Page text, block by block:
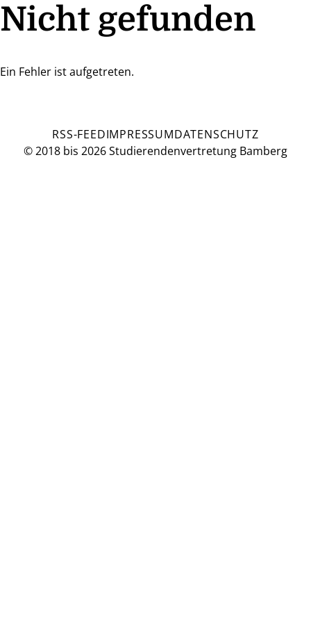
Nicht gefunden
Ein Fehler ist aufgetreten.
© 2018 bis 2026 Studierendenvertretung Bamberg
RSS-FEEDIMPRESSUMDATENSCHUTZ